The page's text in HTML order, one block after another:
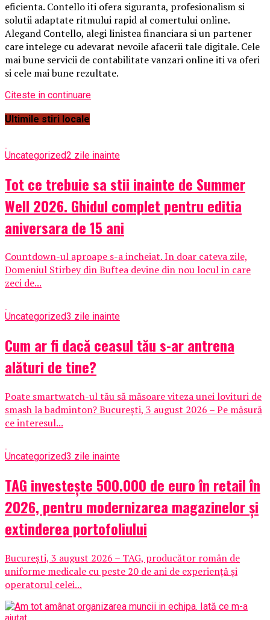
eficienta. Contello iti ofera siguranta, profesionalism si
solutii adaptate ritmului rapid al comertului online.
Alegand Contello, alegi linistea financiara si un partener
care intelege cu adevarat nevoile afacerii tale digitale. Cele
mai bune servicii de contabilitate vanzari online iti va oferi
si cele mai bune rezultate.
Citeste in continuare
Ultimile stiri locale
Uncategorized2 zile inainte
Tot ce trebuie sa stii inainte de Summer
Well 2026. Ghidul complet pentru editia
aniversara de 15 ani
Countdown-ul aproape s-a incheiat. In doar cateva zile,
Domeniul Stirbey din Buftea devine din nou locul in care
zeci de...
Uncategorized3 zile inainte
Cum ar fi dacă ceasul tău s-ar antrena
alături de tine?
Poate smartwatch-ul tău să măsoare viteza unei lovituri de
smash la badminton? București, 3 august 2026 – Pe măsură
ce interesul...
Uncategorized3 zile inainte
TAG investește 500.000 de euro în retail în
2026, pentru modernizarea magazinelor și
extinderea portofoliului
București, 3 august 2026 – TAG, producător român de
uniforme medicale cu peste 20 de ani de experiență și
operatorul celei...